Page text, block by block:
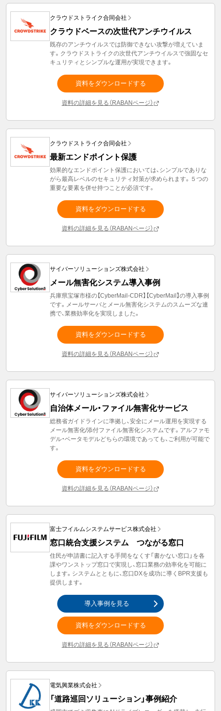
クラウドストライク合同会社
クラウドベースの次世代アンチウイルス
既存のアンチウイルスでは防御できない攻撃が増えていま
す。クラウドストライクの次世代アンチウイルスで強固なセ
キュリティとシンプルな運用が実現できます。
資料をダウンロードする
資料の詳細を見る（RABANページ）
クラウドストライク合同会社
最新エンドポイント保護
効果的なエンドポイント保護においては、シンプルでありな
がら最高レベルのセキュリティ対策が求められます。５つの
重要な要素を併せ持つことが必須です。
資料をダウンロードする
資料の詳細を見る（RABANページ）
サイバーソリューションズ株式会社
メール無害化システム導入事例
兵庫県宝塚市様の【CyberMail-CDR】【CyberMail】の導入事例
です。メールサーバとメール無害化システムのスムーズな連
携で、業務効率化を実現しました。
資料をダウンロードする
資料の詳細を見る（RABANページ）
サイバーソリューションズ株式会社
自治体メール・ファイル無害化サービス
総務省ガイドラインに準拠し、安全にメール運用を実現する
メール無害化/添付ファイル無害化システムです。アルファモ
デル・ベータモデルどちらの環境であっても、ご利用が可能で
す。
資料をダウンロードする
資料の詳細を見る（RABANページ）
富士フイルムシステムサービス株式会社
窓口統合支援システム つながる窓口
住民が申請書に記入する手間をなくす「書かない窓口」を各
課やワンストップ窓口で実現し、窓口業務の効率化を可能に
します。システムとともに、窓口DXを成功に導くBPR支援も
提供します。
導入事例を見る
資料をダウンロードする
資料の詳細を見る（RABANページ）
電気興業株式会社
「道路巡回ソリューション」事例紹介